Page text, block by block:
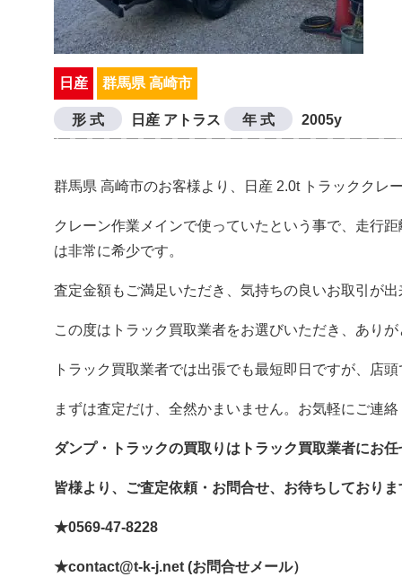
日産 群馬県 高崎市
形 式 日産 アトラス 年 式 2005y
群馬県 高崎市のお客様より、日産 2.0t トラッククレ
クレーン作業メインで使っていたという事で、走行
は非常に希少です。
査定金額もご満足いただき、気持ちの良いお取引が
この度はトラック買取業者をお選びいただき、あり
トラック買取業者では出張でも最短即日ですが、店
まずは査定だけ、全然かまいません。お気軽にご連
ダンプ・トラックの買取りはトラック買取業者にお
皆様より、ご査定依頼・お問合せ、お待ちしておりま
★0569-47-8228
★contact@t-k-j.net (お問合せメール）